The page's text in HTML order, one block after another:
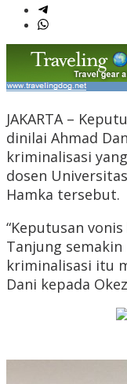
JAKARTA –
dinilai Ahmad
kriminalisasi
dosen
Hamka tersebut.
“Keputusan
Tanjung semakin
kriminalisasi itu
Dani kepada